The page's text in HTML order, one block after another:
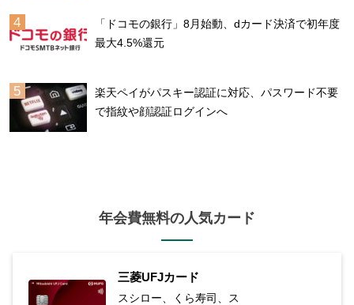
「ドコモの銀行」8月始動、dカード決済で初年度
最大4.5%還元
楽天ペイがパスキー認証に対応、パスワード不要
で指紋や顔認証ログインへ
年会費無料の人気カード
三菱UFJカード
スシロー、くら寿司、ス